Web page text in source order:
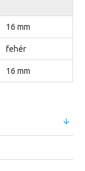
16 mm
fehér
16 mm